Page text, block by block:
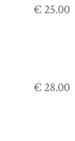
€ 25.00
€ 28.00